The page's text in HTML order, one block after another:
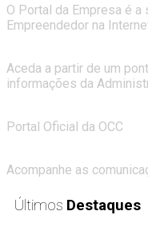
O Portal da Empresa é a
Empreendedor na
Aceda a partir de um
informações da
Portal Oficial da OCC
Acompanhe as
Últimos Destaques